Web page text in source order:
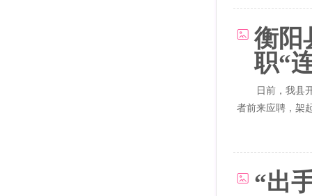
衡阳
职“
日前，我县
者前来应聘，架
“出